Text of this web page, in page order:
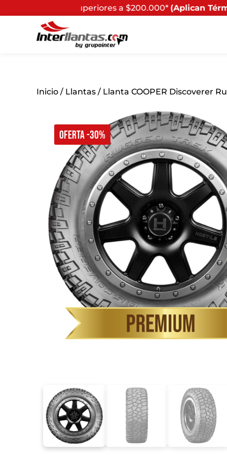
a $200.000*(Aplican Términos y
OFERTA -30%
Inicio / Llantas / Llanta COOPER Discoverer